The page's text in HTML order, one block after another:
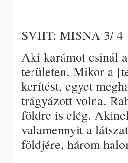
SVIIT: MISNA 3/ 4
Aki karámot csinál
területen. Mikor a
kerítést, egyet
trágyázott volna.
földre is elég.
valamennyit a
földjére, három